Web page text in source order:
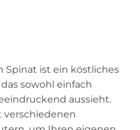
Spinat ist ein köstliches
sowohl einfach
aussieht.
verschiedenen